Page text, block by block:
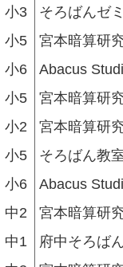
小3
そろばんゼ
小5
宮本暗算研
小6
Abacus
小5
宮本暗算研
小2
宮本暗算研
小5
そろばん教
小6
Abacus
中2
宮本暗算研
中1
府中そろば